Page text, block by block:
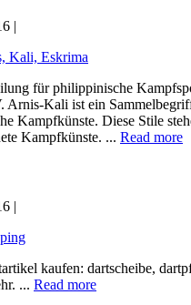
|
Kali, Eskrima
für philippinische
Arnis-Kali ist ein
Kampfkünste. Diese Stile
Kampfkünste. ... Read more
|
kaufen: dartscheibe,
... Read more